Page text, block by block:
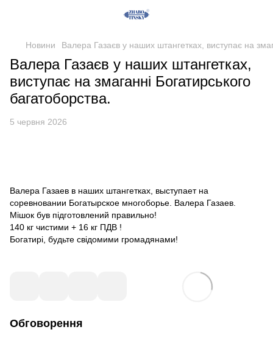
Новини Валера Газаєв у наших штангетках, виступає на
Валера Газаєв у наших штангетках,
виступає на змаганні Богатирського
багатоборства.
5 червня 2026
Валера Газаев в наших штангетках, выступает на
соревновании Богатырское многоборье. Валера Газаев.
Мішок був підготовлений правильно!
140 кг чистими + 16 кг ПДВ !
Богатирі, будьте свідомими громадянами!
Обговорення